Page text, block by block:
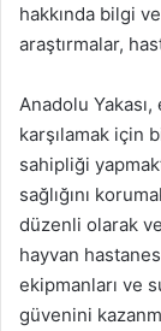
hakkında bilgi
araştırmalar,
Anadolu Yakası,
karşılamak için
sahipliği
sağlığını
düzenli olarak
hayvan
ekipmanları ve
güvenini